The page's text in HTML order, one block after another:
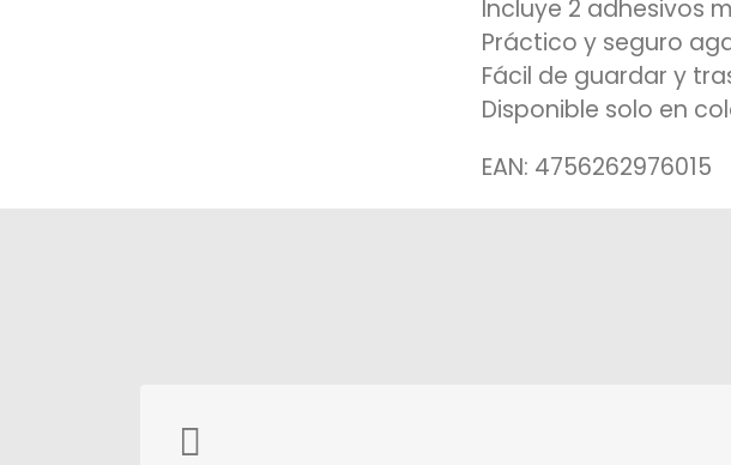
Incluye 2 adhesivos
Práctico y seguro
Fácil de guardar y
Disponible solo en
EAN: 4756262976015